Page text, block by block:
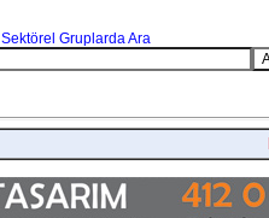
Sektörel Gruplarda Ara